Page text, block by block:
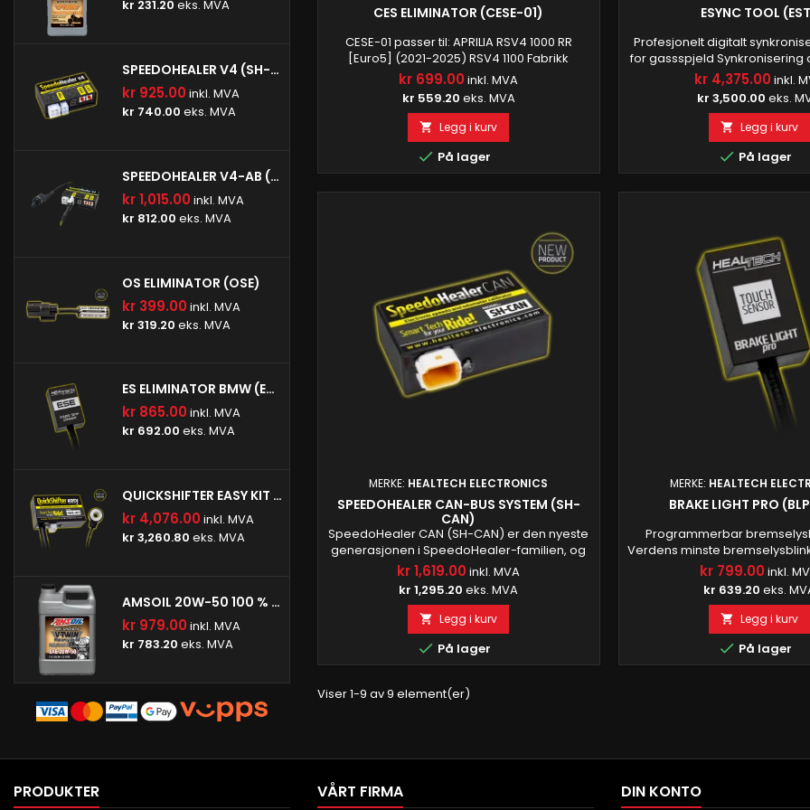
kr 231.20 eks. MVA
SPEEDOHEALER V4 (SH-V4)
kr 925.00 inkl. MVA
kr 740.00 eks. MVA
SPEEDOHEALER V4-AB (SH-V4-AB)
kr 1,015.00 inkl. MVA
kr 812.00 eks. MVA
OS ELIMINATOR (OSE)
kr 399.00 inkl. MVA
kr 319.20 eks. MVA
ES ELIMINATOR BMW (ESE-BM1)
kr 865.00 inkl. MVA
kr 692.00 eks. MVA
QUICKSHIFTER EASY KIT (IQSE-W1)
kr 4,076.00 inkl. MVA
kr 3,260.80 eks. MVA
AMSOIL 20W-50 100 % SYNTETISK V-TWIN MOTOROLJE
kr 979.00 inkl. MVA
kr 783.20 eks. MVA
CES ELIMINATOR (CESE-01)
CESE-01 passer til: APRILIA RSV4 1000 RR
[Euro5] (2021-2025) RSV4 1100 Fabrikk
[Euro5] (2021-2025) RSV Tuono V4 1100
[Euro5] (2021-2025) RSV Tuono V4 1100
Fabrikk [Euro5] (2021-2025) DUCATI Panigale
V4 (2018-2025) Streetfighter V4 [ALLE
varianter] (2020-2025) MOTO GUZZI V100S
(2022-2025) Kontrollert elektronisk
fjæringseliminatormodul CES...
kr 699.00 inkl. MVA
kr 559.20 eks. MVA
 Legg i kurv
 På lager
ESYNC TOOL
Profesjonelt digitalt
for gassspjeld Synkronisering
har blitt enkelt med vårt
Leveres med gratis PC-
Oppdateringer er
hele produktets levetid. Enkel
koble den til og start
verktøyet leveres med vår
som har et tydelig
kr 4,375.00 inkl.
kr 3,500.00 eks.
 Legg i kurv
 På lager
MERKE: HEALTECH ELECTRONICS
SPEEDOHEALER CAN-BUS SYSTEM (SH-
CAN)
SpeedoHealer CAN (SH-CAN) er den nyeste
generasjonen i SpeedoHealer-familien, og
den er spesielt utviklet for motorsykler/ATV-
er med CAN-BUS-system. Med
SpeedoHealer kan du kompensere for
fabrikkens speedometerfeil og få et presist
speedometer selv om du bruker forskjellige
hjulstørrelser. Høydepunkter Førsteklasses
mobilapp Leveres med en gratis...
kr 1,619.00 inkl. MVA
kr 1,295.20 eks. MVA
 Legg i kurv
 På lager
MERKE: HEALTECH
BRAKE LIGHT PRO
Programmerbar
Verdens minste
mønsteralternativer å velge
kjøresikkerhet. Øker
bak deg. Ikke mer tailgating
denne lille, men
Kompatibel med nesten alle
scootere, ATV-er og til og
Sikkerhet først! Vi
kr 799.00 inkl.
kr 639.20 eks.
 Legg i kurv
 På lager
Viser 1-9 av 9 element(er)
PRODUKTER VÅRT FIRMA DIN KONTO